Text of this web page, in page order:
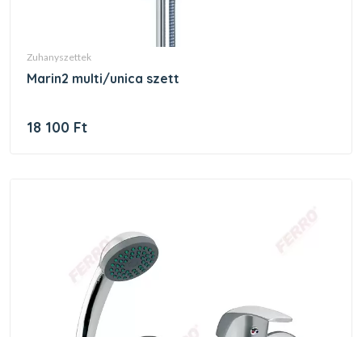
zuhanyszettek
marin2 multi/unica szett
18 100 Ft